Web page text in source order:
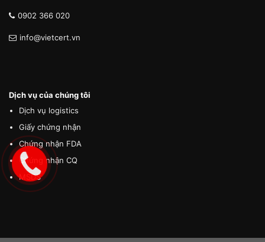
0902 366 020
info@vietcert.vn
Dịch vụ của chúng tôi
Dịch vụ logistics
Giấy chứng nhận
Chứng nhận FDA
Chứng nhận CQ
MSDS